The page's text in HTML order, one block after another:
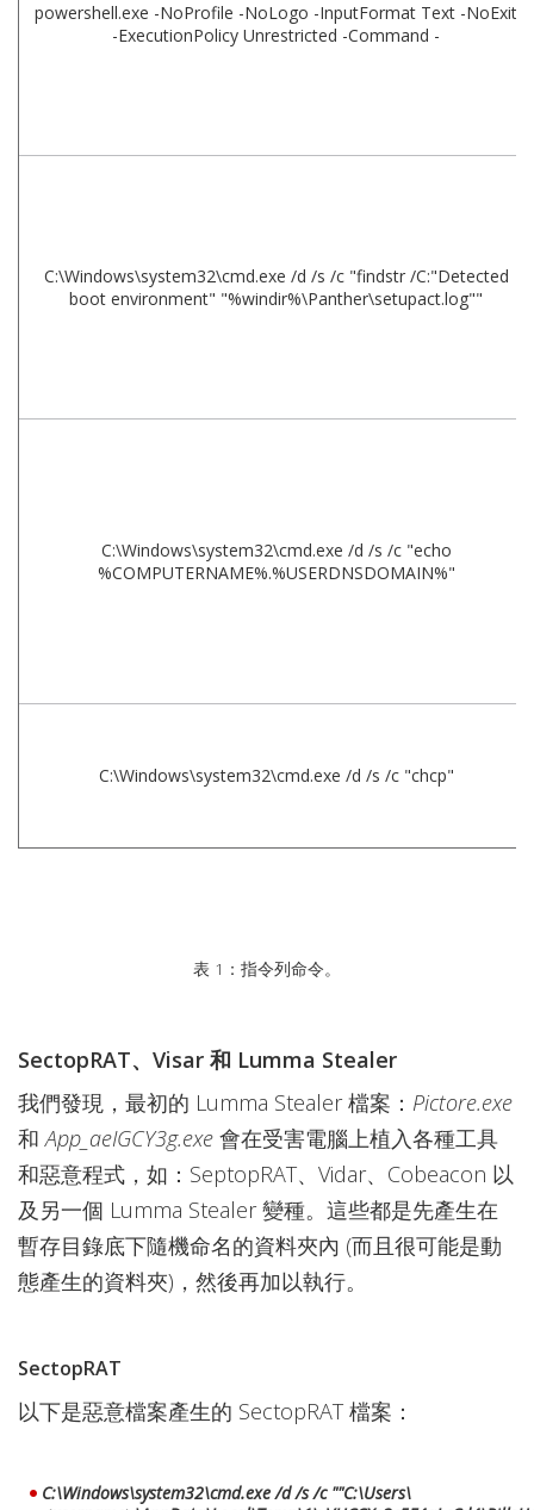
powershell.exe -NoProfile -NoLogo -InputFormat Text -NoExit
-ExecutionPolicy Unrestricted -Command -
C:\Windows\system32\cmd.exe /d /s /c "findstr /C:"Detected
boot environment" "%windir%\Panther\setupact.log""
C:\Windows\system32\cmd.exe /d /s /c "echo
%COMPUTERNAME%.%USERDNSDOMAIN%"
C:\Windows\system32\cmd.exe /d /s /c "chcp"
表 1：指令列命令。
SectopRAT、Visar 和 Lumma Stealer
我們發現，最初的 Lumma Stealer 檔案： Pictore.exe
和App_aeIGCY3g.exe 會在受害電腦上植入各種工具
和惡意程式，如：SeptopRAT、Vidar、Cobeacon 以
及另一個 Lumma Stealer 變種。這些都是先產生在
暫存目錄底下隨機命名的資料夾內 (而且很可能是動
態產生的資料夾)，然後再加以執行。
SectopRAT
以下是惡意檔案產生的 SectopRAT 檔案：
C:\Windows\system32\cmd.exe /d /s /c ""C:\Users\